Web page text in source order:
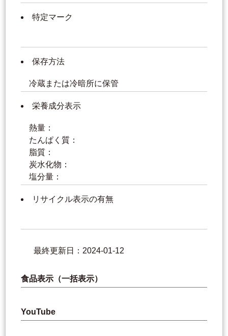
特定マーク
保存方法
冷蔵または冷暗所に保管
栄養成分表示
熱量：
たんぱく質：
脂質：
炭水化物：
塩分量：
リサイクル表示の有無
最終更新日：2024-01-12
食品表示（一括表示）
YouTube